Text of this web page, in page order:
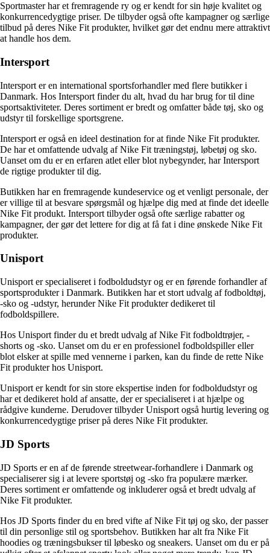
Sportmaster har et fremragende ry og er kendt for sin høje kvalitet og
konkurrencedygtige priser. De tilbyder også ofte kampagner og særlige
tilbud på deres Nike Fit produkter, hvilket gør det endnu mere attraktivt
at handle hos dem.
Intersport
Intersport er en international sportsforhandler med flere butikker i
Danmark. Hos Intersport finder du alt, hvad du har brug for til dine
sportsaktiviteter. Deres sortiment er bredt og omfatter både tøj, sko og
udstyr til forskellige sportsgrene.
Intersport er også en ideel destination for at finde Nike Fit produkter.
De har et omfattende udvalg af Nike Fit træningstøj, løbetøj og sko.
Uanset om du er en erfaren atlet eller blot nybegynder, har Intersport
de rigtige produkter til dig.
Butikken har en fremragende kundeservice og et venligt personale, der
er villige til at besvare spørgsmål og hjælpe dig med at finde det ideelle
Nike Fit produkt. Intersport tilbyder også ofte særlige rabatter og
kampagner, der gør det lettere for dig at få fat i dine ønskede Nike Fit
produkter.
Unisport
Unisport er specialiseret i fodboldudstyr og er en førende forhandler af
sportsprodukter i Danmark. Butikken har et stort udvalg af fodboldtøj,
-sko og -udstyr, herunder Nike Fit produkter dedikeret til
fodboldspillere.
Hos Unisport finder du et bredt udvalg af Nike Fit fodboldtrøjer, -
shorts og -sko. Uanset om du er en professionel fodboldspiller eller
blot elsker at spille med vennerne i parken, kan du finde de rette Nike
Fit produkter hos Unisport.
Unisport er kendt for sin store ekspertise inden for fodboldudstyr og
har et dedikeret hold af ansatte, der er specialiseret i at hjælpe og
rådgive kunderne. Derudover tilbyder Unisport også hurtig levering og
konkurrencedygtige priser på deres Nike Fit produkter.
JD Sports
JD Sports er en af ​​de førende streetwear-forhandlere i Danmark og
specialiserer sig i at levere sportstøj og -sko fra populære mærker.
Deres sortiment er omfattende og inkluderer også et bredt udvalg af
Nike Fit produkter.
Hos JD Sports finder du en bred vifte af Nike Fit tøj og sko, der passer
til din personlige stil og sportsbehov. Butikken har alt fra Nike Fit
hoodies og træningsbukser til løbesko og sneakers. Uanset om du er på